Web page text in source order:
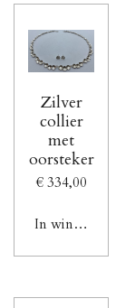
Zilver
collier
met
oorsteker
€ 334,00
In winkelwagen